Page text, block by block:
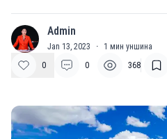
A Admin
Jan 13, 2023 · 1 мин уншина
0
0 368